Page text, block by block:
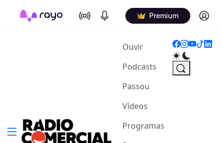
On Air Podcasts Premium Log in
Ouvir(current)
Podcasts
Passou
Vídeos
Programas